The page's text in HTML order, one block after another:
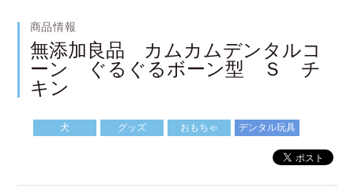
お客様窓口・Q＆A
会社情報
採用情報
商品情報
無添加良品 カムカムデンタルコ
ーン ぐるぐるボーン型 Ｓ チ
キン
犬 グッズ おもちゃ デンタル玩具